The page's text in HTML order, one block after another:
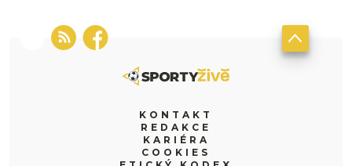
KONTAKT
REDAKCE
KARIÉRA
COOKIES